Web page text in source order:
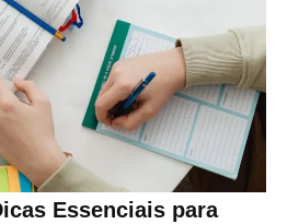
Essenciais para